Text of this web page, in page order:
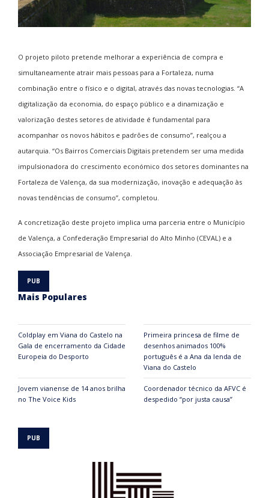
O projeto piloto pretende melhorar a experiência de compra e
simultaneamente atrair mais pessoas para a Fortaleza, numa
combinação entre o físico e o digital, através das novas tecnologias. “A
digitalização da economia, do espaço público e a dinamização e
valorização destes setores de atividade é fundamental para
acompanhar os novos hábitos e padrões de consumo”, realçou a
autarquia. “Os Bairros Comerciais Digitais pretendem ser uma medida
impulsionadora do crescimento económico dos setores dominantes na
Fortaleza de Valença, da sua modernização, inovação e adequação às
novas tendências de consumo”, completou.
A concretização deste projeto implica uma parceria entre o Município
de Valença, a Confederação Empresarial do Alto Minho (CEVAL) e a
Associação Empresarial de Valença.
Mais Populares
Coldplay em Viana do Castelo na
Gala de encerramento da Cidade
Europeia do Desporto
Primeira princesa de filme de
desenhos animados 100%
português é a Ana da lenda de
Viana do Castelo
Jovem vianense de 14 anos brilha
no The Voice Kids
Coordenador técnico da AFVC é
despedido “por justa causa”